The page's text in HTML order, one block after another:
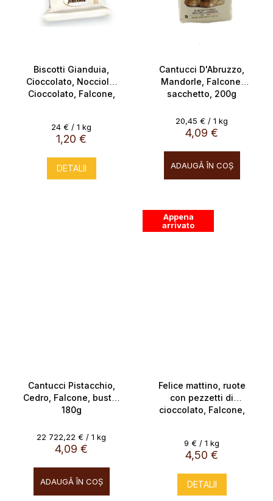
Biscotti Gianduia,
Cioccolato, Nocciola,
Cioccolato, Falcone,
1,20 €
Evaluare
preţ:
24 € / 1 kg
DETALII
Cantucci D'Abruzzo,
Mandorle, Falcone,
sacchetto, 200g
4,09 €
Evaluare
preţ:
20,45 € / 1 kg
ADAUGĂ ÎN COŞ
Cantucci Pistacchio,
Cedro, Falcone, busta,
180g
4,09 €
Evaluare
22 722,22 € / 1 kg
ADAUGĂ ÎN COŞ
Appena
arrivato
Felice mattino, ruote
con pezzetti di
cioccolato, Falcone,
4,50 €
Evaluare
preţ:
9 € / 1 kg
DETALII